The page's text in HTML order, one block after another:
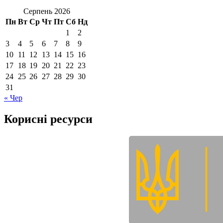
Серпень 2026
Пн Вт Ср Чт Пт Сб Нд
1
2
3
4 5 6 7 8
9
10 11 12 13 14 15 16
17 18 19 20 21 22 23
24 25 26 27 28 29 30
31
« Чер
Корисні ресурси